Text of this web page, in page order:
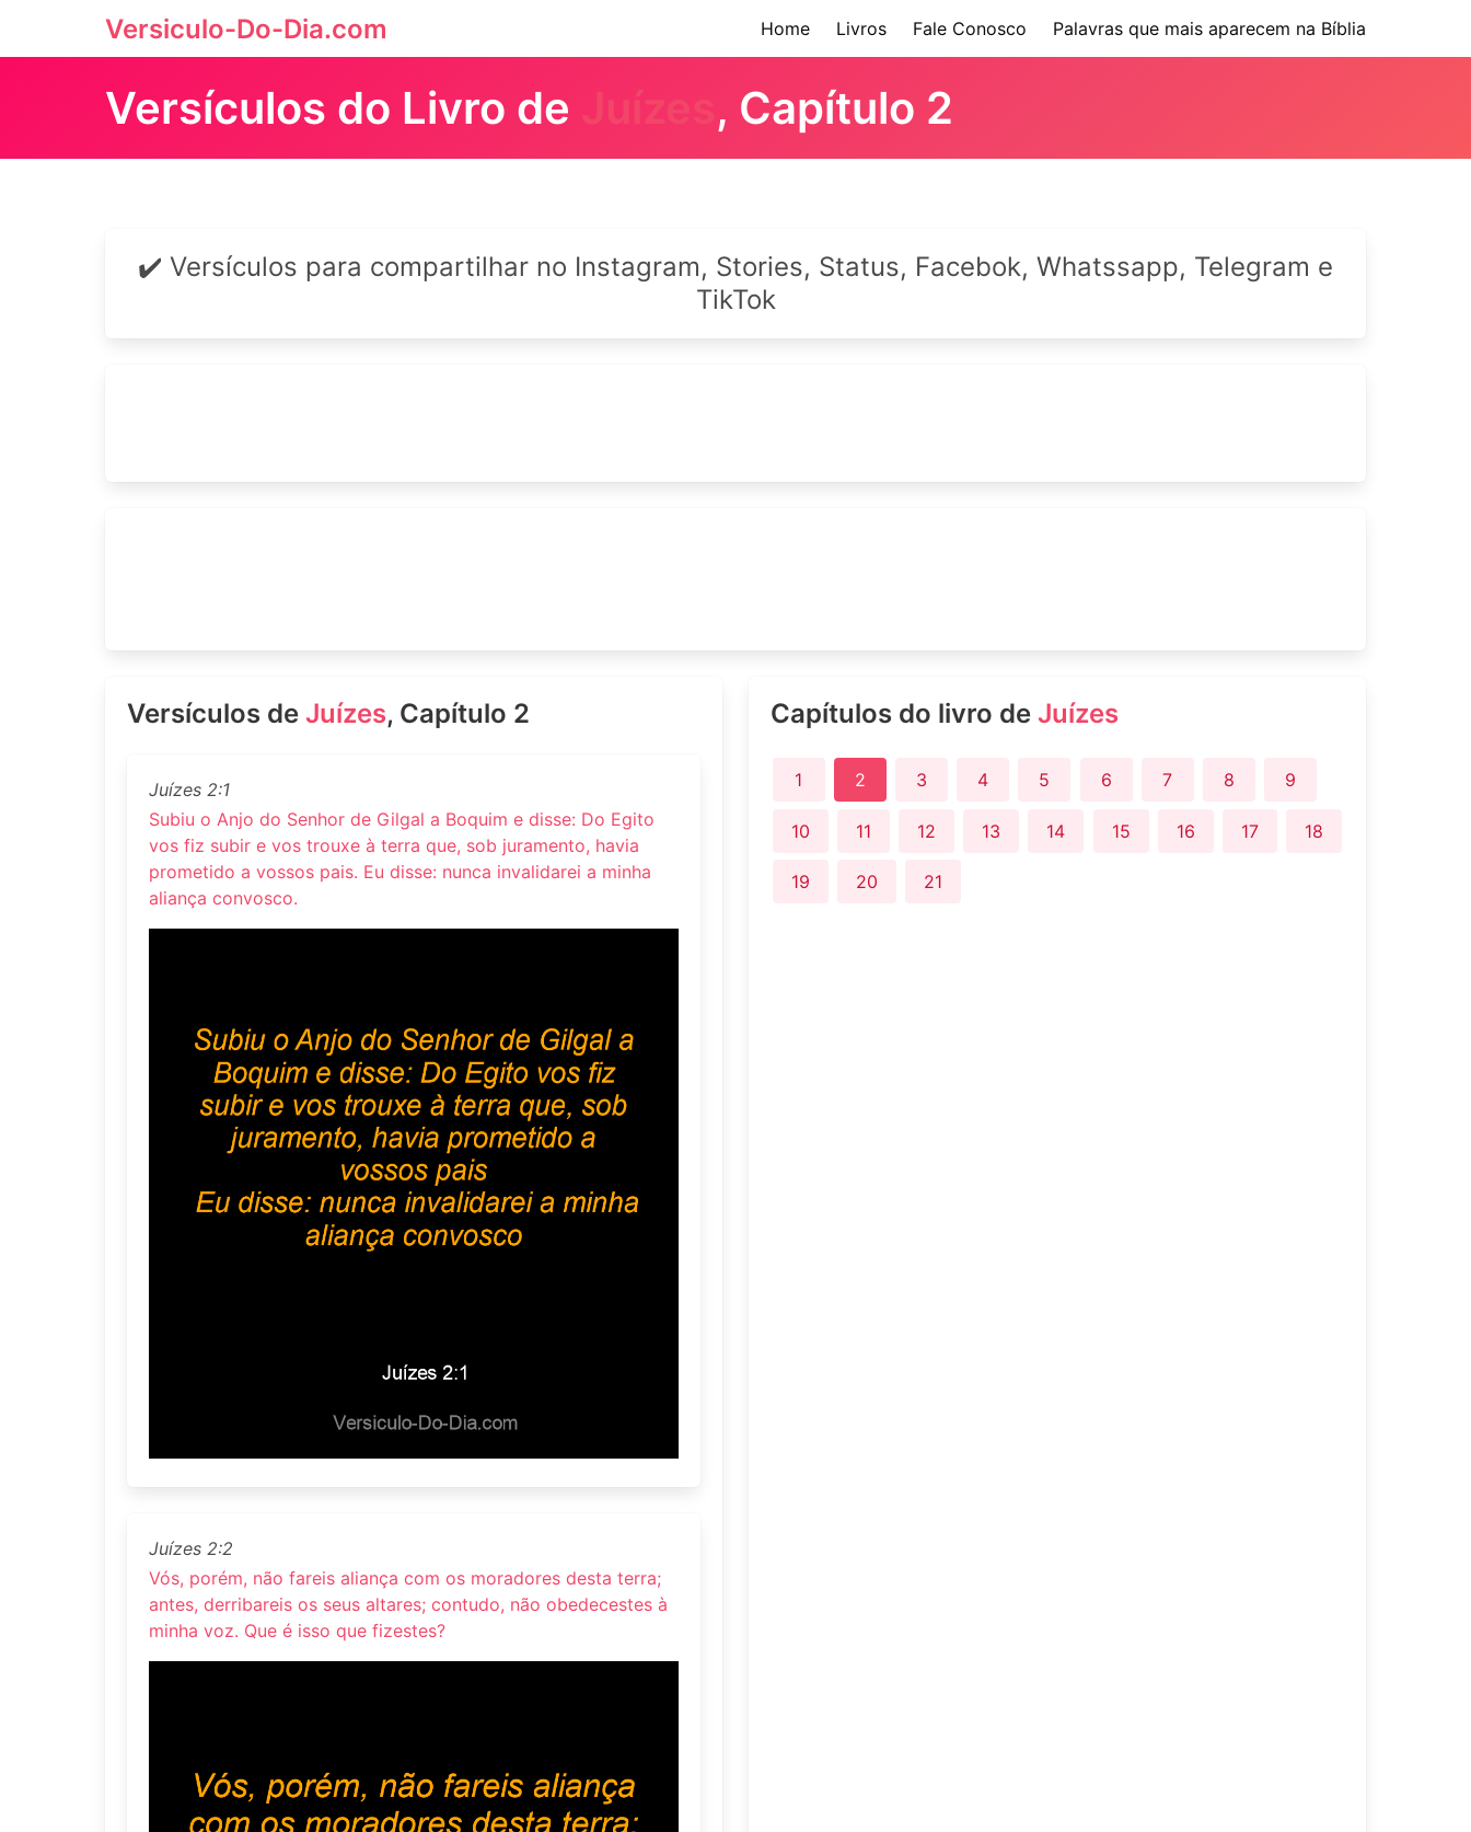
Versiculo-Do-Dia.com Home Livros Fale Conosco Palavras que mais aparecem na Bíblia
Versículos do Livro de Juízes , Capítulo 2
✔️ Versículos para compartilhar no Instagram, Stories, Status, Facebok, Whatssapp, Telegram e
TikTok
Versículos de Juízes, Capítulo 2
Juízes 2:1
Subiu o Anjo do Senhor de Gilgal a Boquim e disse: Do Egito
vos fiz subir e vos trouxe à terra que, sob juramento, havia
prometido a vossos pais. Eu disse: nunca invalidarei a minha
aliança convosco.
Juízes 2:2
Vós, porém, não fareis aliança com os moradores desta terra;
antes, derribareis os seus altares; contudo, não obedecestes à
minha voz. Que é isso que fizestes?
Capítulos do livro de Juízes
1 2 3 4 5 6 7 8 9
10 11 12 13 14 15 16 17 18
19 20 21